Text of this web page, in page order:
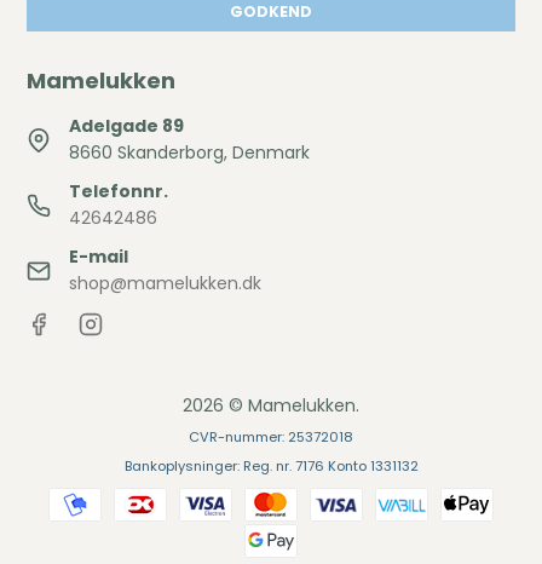
GODKEND
Mamelukken
Adelgade 89
8660 Skanderborg, Denmark
Telefonnr.
42642486
E-mail
shop@mamelukken.dk
2026 © Mamelukken.
CVR-nummer: 25372018
Bankoplysninger: Reg. nr. 7176 Konto 1331132